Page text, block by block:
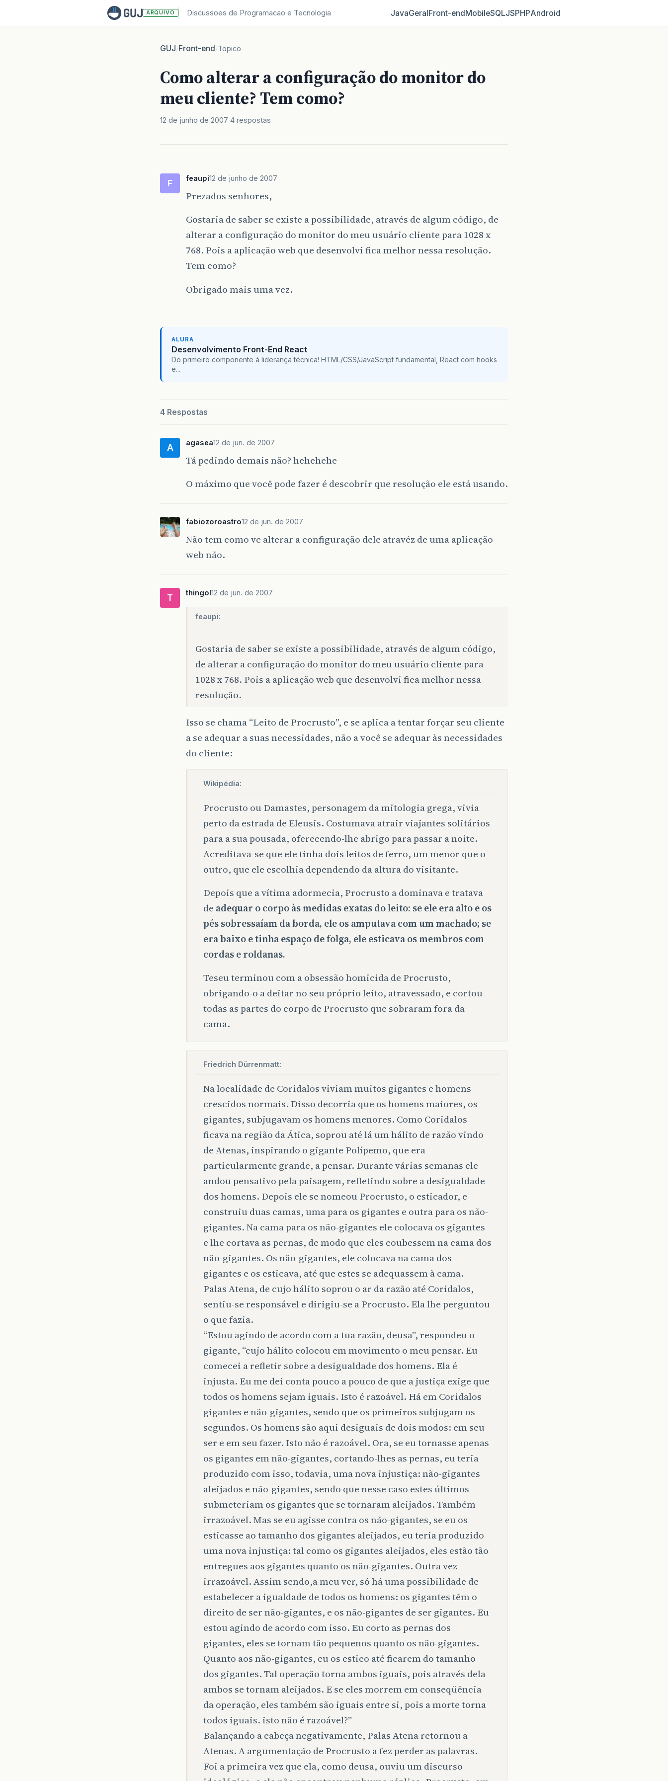
ARQUIVO Discussoes de Programacao e Tecnologia JavaGeralFront‑endMobileSQLJSPHPAndroid
GUJ/Front-end/Topico
Como alterar a configuração do monitor do
meu cliente? Tem como?
12 de junho de 2007 4 respostas
F feaupi12 de junho de 2007
Prezados senhores,
Gostaria de saber se existe a possibilidade, através de algum código, de
alterar a configuração do monitor do meu usuário cliente para 1028 x
768. Pois a aplicação web que desenvolvi fica melhor nessa resolução.
Tem como?
Obrigado mais uma vez.
ALURA
Desenvolvimento Front-End React
Do primeiro componente à liderança técnica! HTML/CSS/JavaScript fundamental, React com hooks
e...
4 Respostas
A agasea12 de jun. de 2007
Tá pedindo demais não? hehehehe
O máximo que você pode fazer é descobrir que resolução ele está usando.
fabiozoroastro12 de jun. de 2007
Não tem como vc alterar a configuração dele atravéz de uma aplicação
web não.
T thingol12 de jun. de 2007
feaupi:
Gostaria de saber se existe a possibilidade, através de algum código,
de alterar a configuração do monitor do meu usuário cliente para
1028 x 768. Pois a aplicação web que desenvolvi fica melhor nessa
resolução.
Isso se chama “Leito de Procrusto”, e se aplica a tentar forçar seu cliente
a se adequar a suas necessidades, não a você se adequar às necessidades
do cliente:
Wikipédia:
Procrusto ou Damastes, personagem da mitologia grega, vivia
perto da estrada de Eleusis. Costumava atrair viajantes solitários
para a sua pousada, oferecendo-lhe abrigo para passar a noite.
Acreditava-se que ele tinha dois leitos de ferro, um menor que o
outro, que ele escolhia dependendo da altura do visitante.
Depois que a vítima adormecia, Procrusto a dominava e tratava
de adequar o corpo às medidas exatas do leito: se ele era alto e os
pés sobressaíam da borda, ele os amputava com um machado; se
era baixo e tinha espaço de folga, ele esticava os membros com
cordas e roldanas.
Teseu terminou com a obsessão homicida de Procrusto,
obrigando-o a deitar no seu próprio leito, atravessado, e cortou
todas as partes do corpo de Procrusto que sobraram fora da
cama.
Friedrich Dürrenmatt:
Na localidade de Coridalos viviam muitos gigantes e homens
crescidos normais. Disso decorria que os homens maiores, os
gigantes, subjugavam os homens menores. Como Coridalos
ficava na região da Ática, soprou até lá um hálito de razão vindo
de Atenas, inspirando o gigante Polípemo, que era
particularmente grande, a pensar. Durante várias semanas ele
andou pensativo pela paisagem, refletindo sobre a desigualdade
dos homens. Depois ele se nomeou Procrusto, o esticador, e
construiu duas camas, uma para os gigantes e outra para os não-
gigantes. Na cama para os não-gigantes ele colocava os gigantes
e lhe cortava as pernas, de modo que eles coubessem na cama dos
não-gigantes. Os não-gigantes, ele colocava na cama dos
gigantes e os esticava, até que estes se adequassem à cama.
Palas Atena, de cujo hálito soprou o ar da razão até Coridalos,
sentiu-se responsável e dirigiu-se a Procrusto. Ela lhe perguntou
o que fazia.
“Estou agindo de acordo com a tua razão, deusa”, respondeu o
gigante, “cujo hálito colocou em movimento o meu pensar. Eu
comecei a refletir sobre a desigualdade dos homens. Ela é
injusta. Eu me dei conta pouco a pouco de que a justiça exige que
todos os homens sejam iguais. Isto é razoável. Há em Coridalos
gigantes e não-gigantes, sendo que os primeiros subjugam os
segundos. Os homens são aqui desiguais de dois modos: em seu
ser e em seu fazer. Isto não é razoável. Ora, se eu tornasse apenas
os gigantes em não-gigantes, cortando-lhes as pernas, eu teria
produzido com isso, todavia, uma nova injustiça: não-gigantes
aleijados e não-gigantes, sendo que nesse caso estes últimos
submeteriam os gigantes que se tornaram aleijados. Também
irrazoável. Mas se eu agisse contra os não-gigantes, se eu os
esticasse ao tamanho dos gigantes aleijados, eu teria produzido
uma nova injustiça: tal como os gigantes aleijados, eles estão tão
entregues aos gigantes quanto os não-gigantes. Outra vez
irrazoável. Assim sendo,a meu ver, só há uma possibilidade de
estabelecer a igualdade de todos os homens: os gigantes têm o
direito de ser não-gigantes, e os não-gigantes de ser gigantes. Eu
estou agindo de acordo com isso. Eu corto as pernas dos
gigantes, eles se tornam tão pequenos quanto os não-gigantes.
Quanto aos não-gigantes, eu os estico até ficarem do tamanho
dos gigantes. Tal operação torna ambos iguais, pois através dela
ambos se tornam aleijados. E se eles morrem em conseqüência
da operação, eles também são iguais entre si, pois a morte torna
todos iguais. isto não é razoável?”
Balançando a cabeça negativamente, Palas Atena retornou a
Atenas. A argumentação de Procrusto a fez perder as palavras.
Foi a primeira vez que ela, como deusa, ouviu um discurso